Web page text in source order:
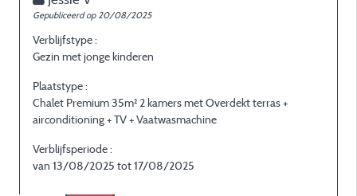
Gepubliceerd op 20/08/2025
Verblijfstype :
Gezin met jonge kinderen
Plaatstype :
Chalet Premium 35m² 2 kamers met Overdekt terras +
airconditioning + TV + Vaatwasmachine
Verblijfsperiode :
van 13/08/2025 tot 17/08/2025